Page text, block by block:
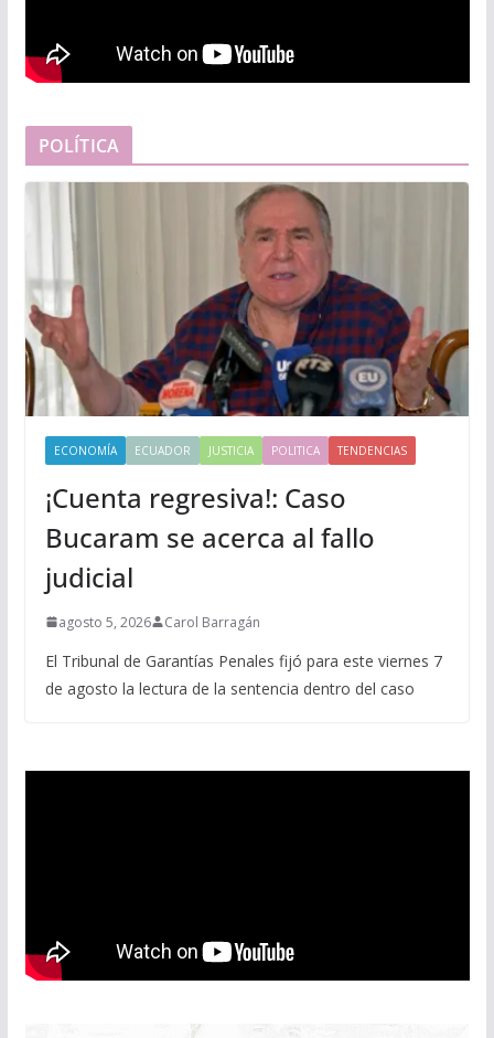
POLÍTICA
ECONOMÍA ECUADOR JUSTICIA POLITICA TENDENCIAS
¡Cuenta regresiva!: Caso
Bucaram se acerca al fallo
judicial
agosto 5, 2026 Carol Barragán
El Tribunal de Garantías Penales fijó para este viernes 7
de agosto la lectura de la sentencia dentro del caso